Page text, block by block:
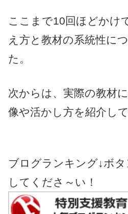
ここまで10回ほどかけ
え方と教材の系統性に
た。
次からは、実際の教材
像や活かし方を紹介し
ブログランキング↓ボ
してくださ～い！